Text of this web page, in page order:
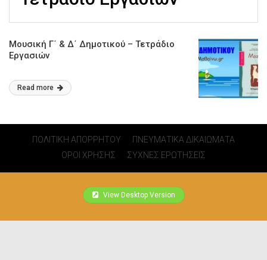
Μουσική Γ΄ & Δ΄ Δημοτικού – Τετράδιο
Εργασιών
Read more
ΠΟΛΙΤΙΚΗ ΑΠΟΡΡΗΤΟΥ
ΠΝΕΥΜΑΤΙΚΑ ΔΙΚΑΙΩΜΑΤΑ
ΟΡΟΙ ΧΡΗΣΗΣ
ΣΥΧΝΕΣ ΕΡΩΤΗΣΕΙΣ
View Desktop Version